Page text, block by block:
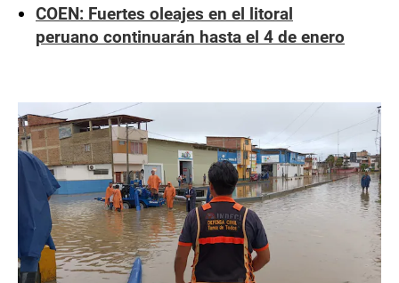
COEN: Fuertes oleajes en el litoral
peruano continuarán hasta el 4 de enero